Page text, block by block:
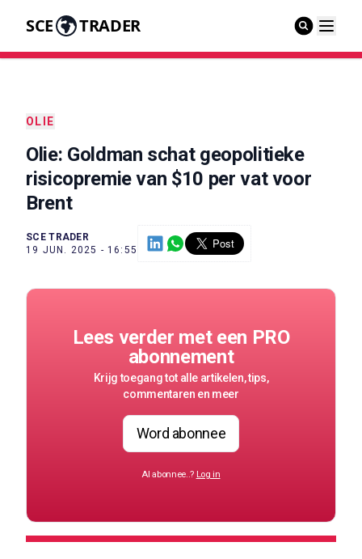
SCE TRADER
OLIE
Olie: Goldman schat geopolitieke
risicopremie van $10 per vat voor
Brent
SCE TRADER
19 JUN. 2025 - 16:55
Lees verder met een PRO
abonnement
Krijg toegang tot alle artikelen, tips,
commentaren en meer
Word abonnee
Al abonnee..? Log in